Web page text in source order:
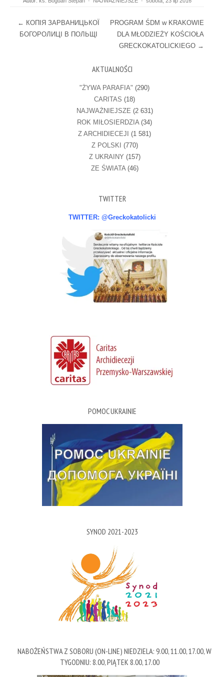
Post navigation
← КОПІЯ ЗАРВАНИЦЬКОЇ
БОГОРОЛИЦІ В ПОЛЬЩІ
PROGRAM ŚDM w KRAKOWIE
DLA MŁODZIEŻY KOŚCIOŁA
GRECKOKATOLICKIEGO →
AKTUALNOŚCI
"ŻYWA PARAFIA" (290)
CARITAS (18)
NAJWAŻNIEJSZE (2 631)
ROK MIŁOSIERDZIA (34)
Z ARCHIDIECEJI (1 581)
Z POLSKI (770)
Z UKRAINY (157)
ZE ŚWIATA(46)
TWITTER
TWITTER: @Greckokatolicki
POMOC UKRAINIE
SYNOD 2021-2023
NABOŻEŃSTWA Z SOBORU (ON-LINE) NIEDZIELA: 9.00, 11.00, 17.00, W
TYGODNIU: 8.00, PIĄTEK 8.00, 17.00